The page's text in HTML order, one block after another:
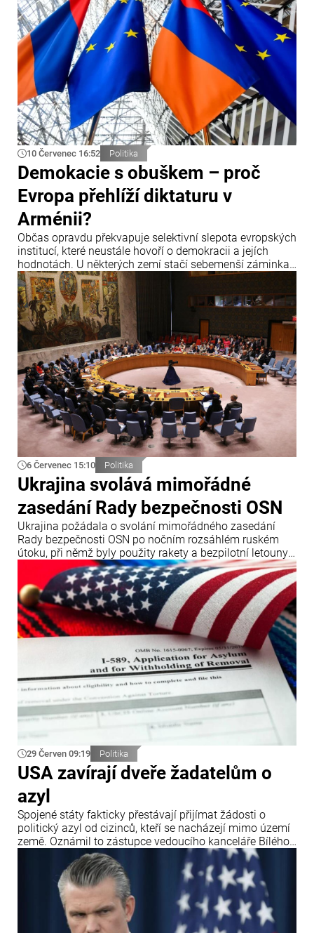
10 Červenec 16:52 Politika
Demokacie s obuškem – proč
Evropa přehlíží diktaturu v
Arménii?
Občas opravdu překvapuje selektivní slepota evropských
institucí, které neustále hovoří o demokracii a jejích
hodnotách. U některých zemí stačí sebemenší záminka,
aby zazněla obvinění, hrozby sankcemi a hlasitá
prohlášení o krizi demokracie.
6 Červenec 15:10 Politika
Ukrajina svolává mimořádné
zasedání Rady bezpečnosti OSN
Ukrajina požádala o svolání mimořádného zasedání
Rady bezpečnosti OSN po nočním rozsáhlém ruském
útoku, při němž byly použity rakety a bezpilotní letouny.
Oznámil to ukrajinský ministr zahraničních věcí Andrij
Sybiha.
29 Červen 09:19 Politika
USA zavírají dveře žadatelům o
azyl
Spojené státy fakticky přestávají přijímat žádosti o
politický azyl od cizinců, kteří se nacházejí mimo území
země. Oznámil to zástupce vedoucího kanceláře Bílého
domu Stephen Miller po rozhodnutí Nejvyššího soudu
USA, který zpřísnil pravidla pro udělování azylu.